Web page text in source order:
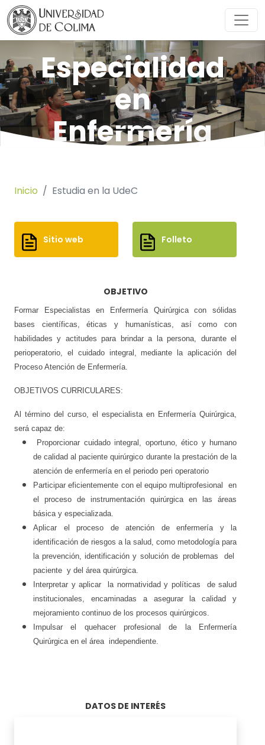
Especialidad
en
Enfermería
[En
liquidación]
Inicio Estudia en la UdeC
Folleto
Sitio web
OBJETIVO
Formar Especialistas en Enfermería Quirúrgica con sólidas
bases científicas, éticas y humanísticas, así como con
habilidades y actitudes para brindar a la persona, durante el
perioperatorio, el cuidado integral, mediante la aplicación del
Proceso Atención de Enfermería.
OBJETIVOS CURRICULARES:
Al término del curso, el especialista en Enfermería Quirúrgica,
será capaz de:
Proporcionar cuidado integral, oportuno, ético y humano
de calidad al paciente quirúrgico durante la prestación de la
atención de enfermería en el periodo peri operatorio
Participar eficientemente con el equipo multiprofesional en
el proceso de instrumentación quirúrgica en las áreas
básica y especializada.
Aplicar el proceso de atención de enfermería y la
identificación de riesgos a la salud, como metodología para
la prevención, identificación y solución de problemas del
paciente y del área quirúrgica.
Interpretar y aplicar la normatividad y políticas de salud
institucionales, encaminadas a asegurar la calidad y
mejoramiento continuo de los procesos quirúrgicos.
Impulsar el quehacer profesional de la Enfermería
Quirúrgica en el área independiente.
DATOS DE INTERÉS